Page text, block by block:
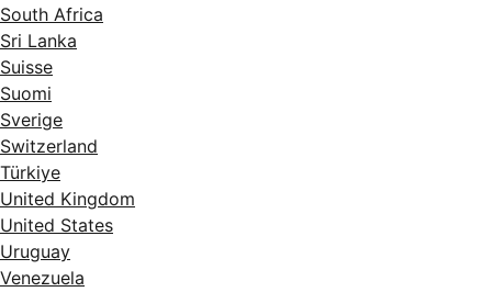
South Africa
Sri Lanka
Suisse
Suomi
Sverige
Switzerland
Türkiye
United Kingdom
United States
Uruguay
Venezuela